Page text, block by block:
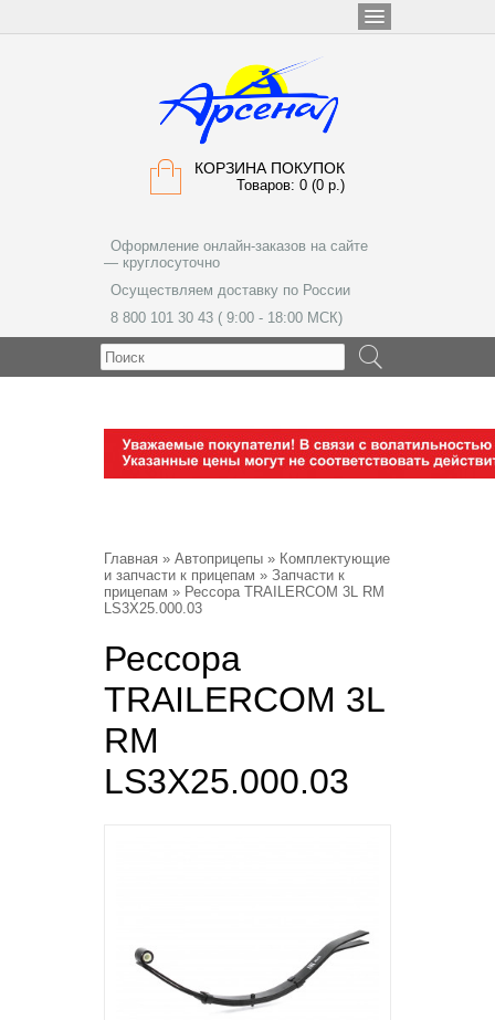
КОРЗИНА ПОКУПОК
Товаров: 0 (0 р.)
Оформление онлайн-заказов на сайте
— круглосуточно
Осуществляем доставку по России
8 800 101 30 43 ( 9:00 - 18:00 МСК)
Главная » Автоприцепы » Комплектующие
и запчасти к прицепам » Запчасти к
прицепам » Рессора TRAILERCOM 3L RM
LS3X25.000.03
Рессора
TRAILERCOM 3L
RM
LS3X25.000.03